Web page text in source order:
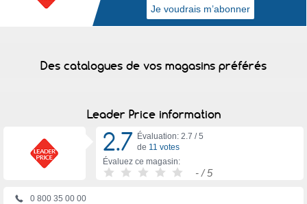
Des catalogues de vos magasins préférés
Leader Price information
2.7 Évaluation: 2.7 /5
de 11 votes
Évaluez ce magasin:
- / 5
0 800 35 00 00